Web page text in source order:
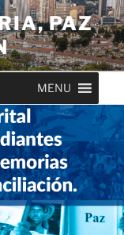
PAZ
MENU